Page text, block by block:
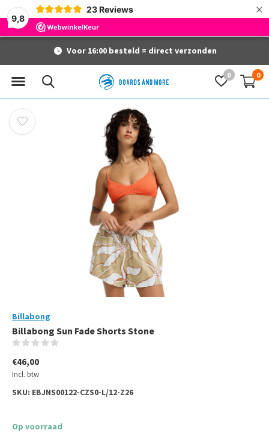
9,8
23 Reviews ×
0 0
Voor 16:00 besteld = direct verzonden
Billabong
Billabong Sun Fade Shorts Stone
€46,00
Incl. btw
SKU: EBJNS00122-CZS0-L/12-Z26
Op voorraad